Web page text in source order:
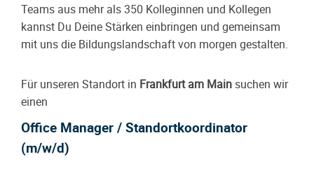
Teams aus mehr als 350 Kolleginnen und Kollegen
kannst Du Deine Stärken einbringen und gemeinsam
mit uns die Bildungslandschaft von morgen gestalten.
Für unseren Standort in Frankfurt am Main suchen wir
einen
Office Manager / Standortkoordinator
(m/w/d)